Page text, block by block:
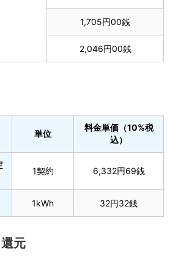
1,705円00銭
2,046円00銭
単位
料金単価（10%税
込）
1契約 6,332円69銭
1kWh 32円32銭
元